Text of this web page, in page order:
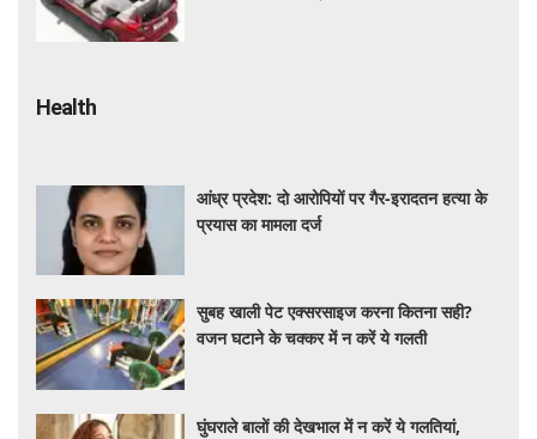
Health
आंध्र प्रदेश: दो आरोपियों पर गैर-इरादतन हत्या के
प्रयास का मामला दर्ज
सुबह खाली पेट एक्सरसाइज करना कितना सही?
वजन घटाने के चक्कर में न करें ये गलती
घुंघराले बालों की देखभाल में न करें ये गलतियां,